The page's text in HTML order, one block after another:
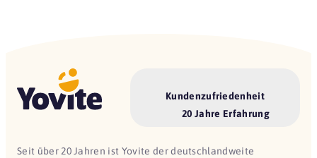
Kundenzufriedenheit
20 Jahre Erfahrung
Seit über 20 Jahren ist Yovite der deutschlandweite